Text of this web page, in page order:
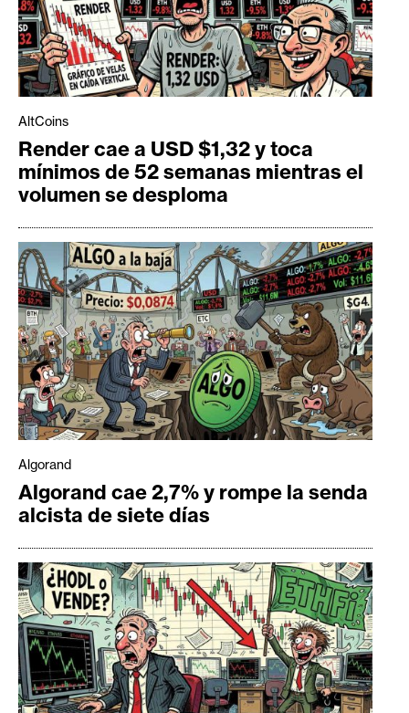
AltCoins
Render cae a USD $1,32 y toca
mínimos de 52 semanas mientras el
volumen se desploma
Algorand
Algorand cae 2,7% y rompe la senda
alcista de siete días